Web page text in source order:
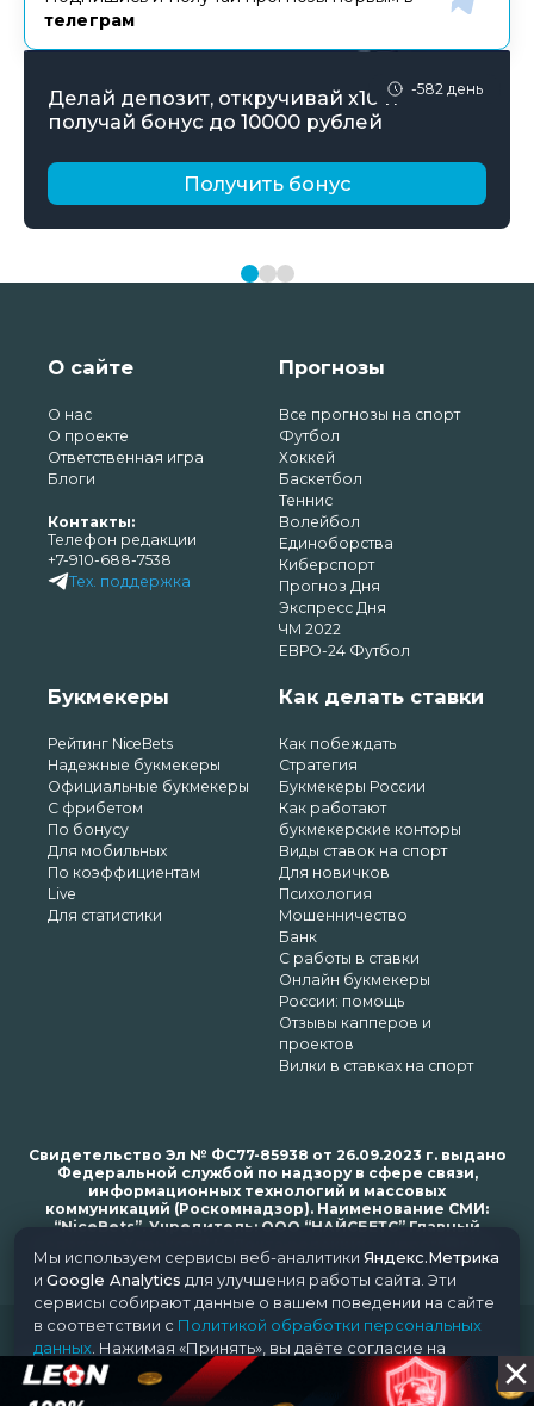
телеграм
-582 день
Делай депозит, откручивай х10 и
получай бонус до 10000 рублей
Получить бонус
О сайте
О нас
О проекте
Ответственная игра
Блоги
Контакты:
Телефон редакции
+7-910-688-7538
Тех. поддержка
Прогнозы
Все прогнозы на спорт
Футбол
Хоккей
Баскетбол
Теннис
Волейбол
Единоборства
Киберспорт
Прогноз Дня
Экспресс Дня
ЧМ 2022
ЕВРО-24 Футбол
Букмекеры
Рейтинг NiceBets
Надежные букмекеры
Официальные букмекеры
С фрибетом
По бонусу
Для мобильных
По коэффициентам
Live
Для статистики
Как делать ставки
Как побеждать
Стратегия
Букмекеры России
Как работают
букмекерские конторы
Виды ставок на спорт
Для новичков
Психология
Мошенничество
Банк
С работы в ставки
Онлайн букмекеры
России: помощь
Отзывы капперов и
проектов
Вилки в ставках на спорт
Свидетельство Эл № ФС77-85938 от 26.09.2023 г. выдано
Федеральной службой по надзору в сфере связи,
информационных технологий и массовых
коммуникаций (Роскомнадзор). Наименование СМИ:
“NiceBets”. Учредитель: ООО “НАЙСБЕТС” Главный
bets.ru
© 2018-2024 NiceBets. 18+
Мы используем сервисы веб-аналитики Яндекс.Метрика
и Google Analytics для улучшения работы сайта. Эти
сервисы собирают данные о вашем поведении на сайте
в соответствии с Политикой обработки персональных
данных . Нажимая «Принять», вы даёте согласие на
обработку ваших данных этими сервисами.